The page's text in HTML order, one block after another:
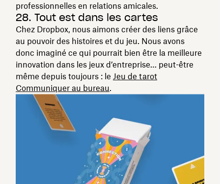
professionnelles en relations amicales.
28. Tout est dans les cartes
Chez Dropbox, nous aimons créer des liens grâce
au pouvoir des histoires et du jeu. Nous avons
donc imaginé ce qui pourrait bien être la meilleure
innovation dans les jeux d’entreprise… peut-être
même depuis toujours : le Jeu de tarot
Communiquer au bureau.